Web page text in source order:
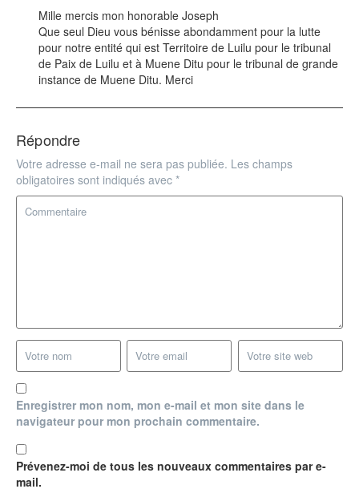
Mille mercis mon honorable Joseph
Que seul Dieu vous bénisse abondamment pour la lutte
pour notre entité qui est Territoire de Luilu pour le tribunal
de Paix de Luilu et à Muene Ditu pour le tribunal de grande
instance de Muene Ditu. Merci
Répondre
Votre adresse e-mail ne sera pas publiée. Les champs
obligatoires sont indiqués avec *
Enregistrer mon nom, mon e-mail et mon site dans le
navigateur pour mon prochain commentaire.
Prévenez-moi de tous les nouveaux commentaires par e-
mail.